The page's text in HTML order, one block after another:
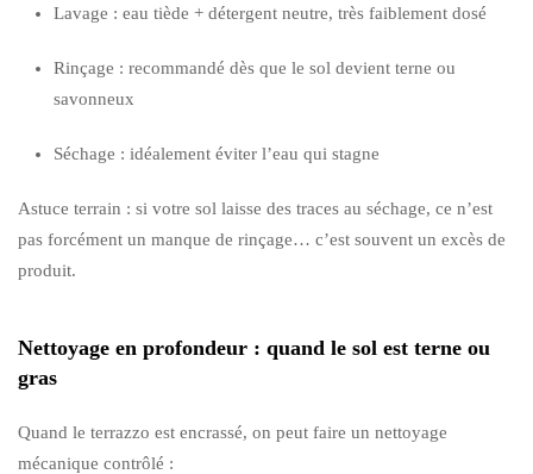
Lavage : eau tiède + détergent neutre, très faiblement dosé
Rinçage : recommandé dès que le sol devient terne ou
savonneux
Séchage : idéalement éviter l’eau qui stagne
Astuce terrain : si votre sol laisse des traces au séchage, ce n’est
pas forcément un manque de rinçage… c’est souvent un excès de
produit.
Nettoyage en profondeur : quand le sol est terne ou
gras
Quand le terrazzo est encrassé, on peut faire un nettoyage
mécanique contrôlé :